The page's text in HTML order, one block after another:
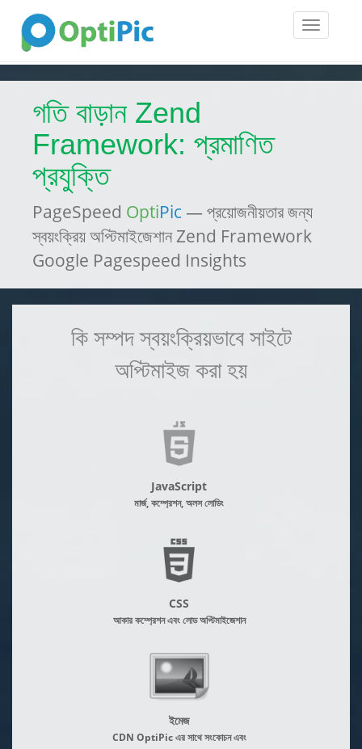
Toggle
গতি বাড়ান Zend
Framework: প্রমাণিত
প্রযুক্তি
PageSpeed OptiPic — প্রয়োজনীয়তার জন্য
স্বয়ংক্রিয় অপ্টিমাইজেশান Zend Framework
Google Pagespeed Insights
কি সম্পদ স্বয়ংক্রিয়ভাবে সাইটে
অপ্টিমাইজ করা হয়
JavaScript
মার্জ, কম্প্রেশন, অলস লোডিং
CSS
আকার কম্প্রেশন এবং লোড অপ্টিমাইজেশান
ইমেজ
CDN OptiPic এর সাথে সংকোচন এবং